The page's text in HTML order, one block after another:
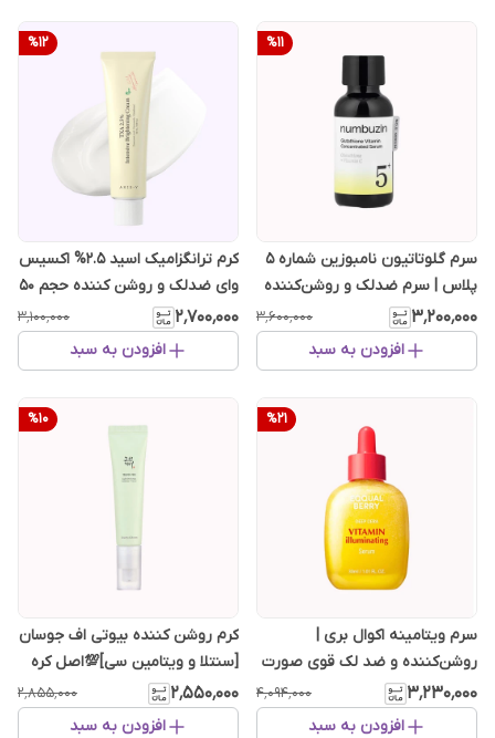
%11
سرم گلوتاتیون نامبوزین شماره ۵
پلاس | سرم ضدلک و روشن‌کننده
پوست
۳٬۲۰۰٬۰۰۰ ۳٬۶۰۰٬۰۰۰
افزودن به سبد
%12
کرم ترانگزامیک اسید 2.5% اکسیس
وای ضدلک و روشن کننده حجم 50
میل
۲٬۷۰۰٬۰۰۰ ۳٬۱۰۰٬۰۰۰
افزودن به سبد
%21
سرم ویتامینه اکوال بری |
روشن‌کننده و ضد لک قوی صورت
۳٬۲۳۰٬۰۰۰ ۴٬۰۹۴٬۰۰۰
افزودن به سبد
%10
کرم روشن کننده بیوتی اف جوسان
[سنتلا و ویتامین سی]💯اصل کره
۲٬۵۵۰٬۰۰۰ ۲٬۸۵۵٬۰۰۰
افزودن به سبد